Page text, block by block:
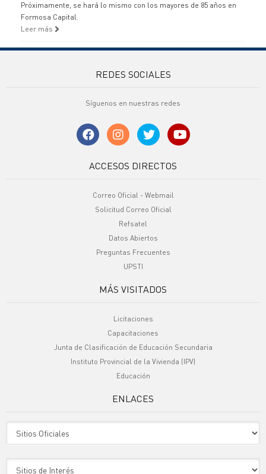
Próximamente, se hará lo mismo con los mayores de 85 años en
Formosa Capital.
Leer más
REDES SOCIALES
Síguenos en nuestras redes
ACCESOS DIRECTOS
Correo Oficial - Webmail
Solicitud Correo Oficial
Refsatel
Datos Abiertos
Preguntas Frecuentes
UPSTI
MÁS VISITADOS
Licitaciones
Capacitaciones
Junta de Clasificación de Educación Secundaria
Instituto Provincial de la Vivienda (IPV)
Educación
ENLACES